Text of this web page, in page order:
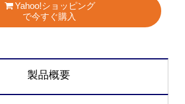
Yahoo!ショッピング
で今すぐ購入
製品概要